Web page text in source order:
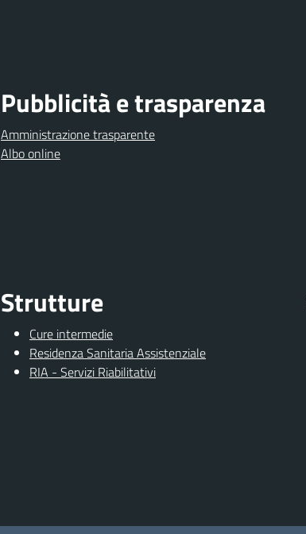
Pubblicità e trasparenza
Amministrazione trasparente
Albo online
Strutture
Cure intermedie
Residenza Sanitaria Assistenziale
RIA - Servizi Riabilitativi